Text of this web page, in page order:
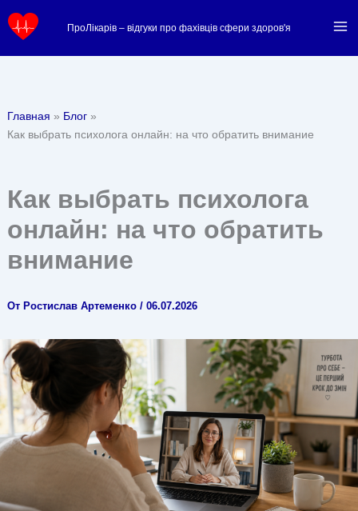
ПроЛікарів – відгуки про фахівців сфери здоров'я
Главная
Блог
Как выбрать психолога онлайн: на что обратить внимание
Как выбрать психолога
онлайн: на что обратить
внимание
От Ростислав Артеменко / 06.07.2026